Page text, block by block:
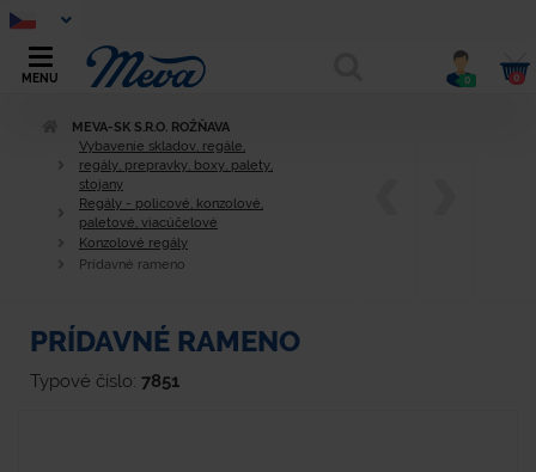
MENU 0 0
MEVA-SK S.R.O. ROŽŇAVA
Vybavenie skladov, regále,
regály, prepravky, boxy, palety,
stojany
Regály - policové, konzolové,
paletové, viacúčelové
Konzolové regály
Prídavné rameno
PRÍDAVNÉ RAMENO
Typové číslo: 7851